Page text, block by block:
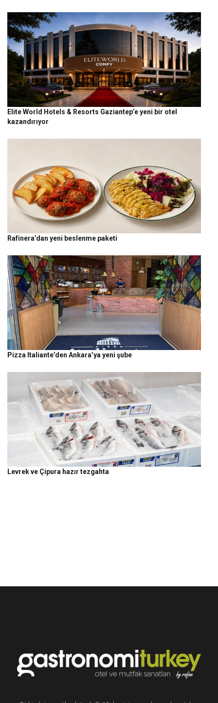
Elite World Hotels & Resorts Gaziantep’e yeni bir otel
kazandırıyor
Rafinera’dan yeni beslenme paketi
Pizza Italiante’den Ankara’ya yeni şube
Levrek ve Çipura hazır tezgahta